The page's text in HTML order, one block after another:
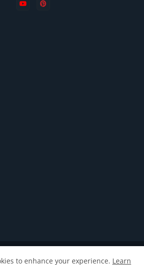
to enhance your experience. Learn